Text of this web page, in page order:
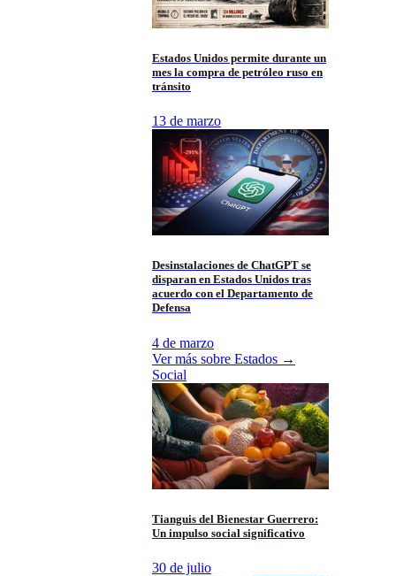
Estados Unidos permite durante un
mes la compra de petróleo ruso en
tránsito
13 de marzo
Desinstalaciones de ChatGPT se
disparan en Estados Unidos tras
acuerdo con el Departamento de
Defensa
4 de marzo
Ver más sobre Estados →
Social
Tianguis del Bienestar Guerrero:
Un impulso social significativo
30 de julio